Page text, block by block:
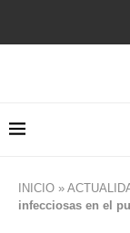
INICIO »
infecciosas en el